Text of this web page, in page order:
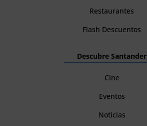
Restaurantes
Flash Descuentos
Descubre Santander
Cine
Eventos
Noticias